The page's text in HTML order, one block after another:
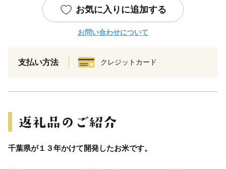
お気に入りに追加する
お問い合わせについて
支払い方法 クレジットカード
千葉県が１３年かけて開発したお米です。